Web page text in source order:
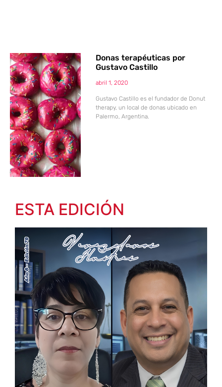
Donas terapéuticas por
Gustavo Castillo
abril 1, 2020
Gustavo Castillo es el fundador de Donut
therapy, un local de donas ubicado en
Palermo, Argentina.
ESTA EDICIÓN